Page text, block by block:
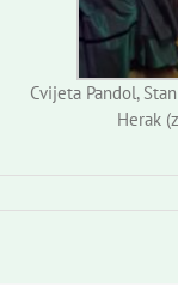
Cvijeta Pandol,
Herak